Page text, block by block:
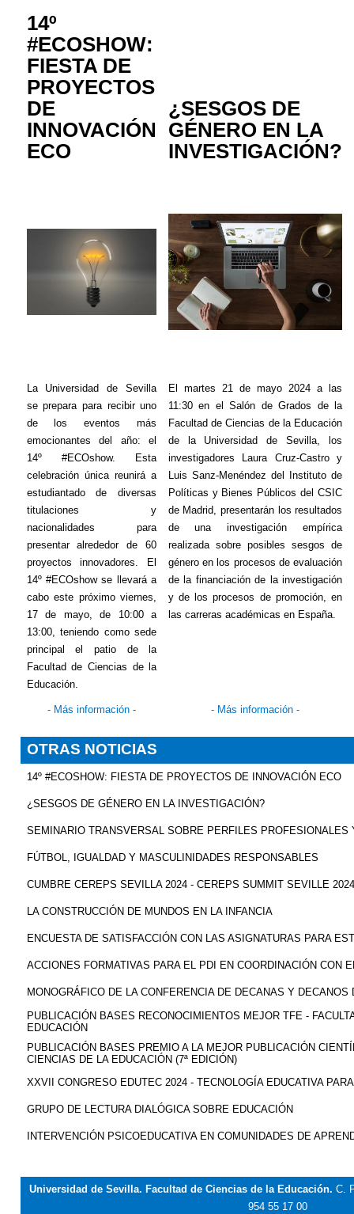
14º
#ECOSHOW:
FIESTA DE
PROYECTOS
DE
INNOVACIÓN
ECO
¿SESGOS DE
GÉNERO EN LA
INVESTIGACIÓN?
La Universidad de Sevilla
se prepara para recibir uno
de los eventos más
emocionantes del año: el
14º #ECOshow. Esta
celebración única reunirá a
estudiantado de diversas
titulaciones y
nacionalidades para
presentar alrededor de 60
proyectos innovadores. El
14º #ECOshow se llevará a
cabo este próximo viernes,
17 de mayo, de 10:00 a
13:00, teniendo como sede
principal el patio de la
Facultad de Ciencias de la
Educación.
El martes 21 de mayo 2024 a las
11:30 en el Salón de Grados de la
Facultad de Ciencias de la Educación
de la Universidad de Sevilla, los
investigadores Laura Cruz-Castro y
Luis Sanz-Menéndez del Instituto de
Políticas y Bienes Públicos del CSIC
de Madrid, presentarán los resultados
de una investigación empírica
realizada sobre posibles sesgos de
género en los procesos de evaluación
de la financiación de la investigación
y de los procesos de promoción, en
las carreras académicas en España.
- Más información - - Más información -
OTRAS NOTICIAS
14º #ECOSHOW: FIESTA DE PROYECTOS DE INNOVACIÓN ECO
¿SESGOS DE GÉNERO EN LA INVESTIGACIÓN?
SEMINARIO TRANSVERSAL SOBRE PERFILES PROFESIONALES
FÚTBOL, IGUALDAD Y MASCULINIDADES RESPONSABLES
CUMBRE CEREPS SEVILLA 2024 - CEREPS SUMMIT SEVILLE 2024
LA CONSTRUCCIÓN DE MUNDOS EN LA INFANCIA
ENCUESTA DE SATISFACCIÓN CON LAS ASIGNATURAS PARA
ACCIONES FORMATIVAS PARA EL PDI EN COORDINACIÓN CON
MONOGRÁFICO DE LA CONFERENCIA DE DECANAS Y DECANOS
PUBLICACIÓN BASES RECONOCIMIENTOS MEJOR TFE -
EDUCACIÓN
PUBLICACIÓN BASES PREMIO A LA MEJOR PUBLICACIÓN
CIENCIAS DE LA EDUCACIÓN (7ª EDICIÓN)
XXVII CONGRESO EDUTEC 2024 - TECNOLOGÍA EDUCATIVA
GRUPO DE LECTURA DIALÓGICA SOBRE EDUCACIÓN
INTERVENCIÓN PSICOEDUCATIVA EN COMUNIDADES DE
Universidad de Sevilla. Facultad de Ciencias de la Educación.C.
954 55 17 00